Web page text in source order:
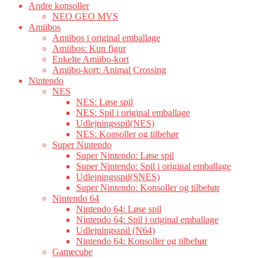
Andre konsoller
NEO GEO MVS
Amiibos
Amiibos i original emballage
Amiibos: Kun figur
Enkelte Amiibo-kort
Amiibo-kort: Animal Crossing
Nintendo
NES
NES: Løse spil
NES: Spil i original emballage
Udlejningsspil(NES)
NES: Konsoller og tilbehør
Super Nintendo
Super Nintendo: Løse spil
Super Nintendo: Spil i original emballage
Udlejningsspil(SNES)
Super Nintendo: Konsoller og tilbehør
Nintendo 64
Nintendo 64: Løse spil
Nintendo 64: Spil i original emballage
Udlejningsspil (N64)
Nintendo 64: Konsoller og tilbehør
Gamecube